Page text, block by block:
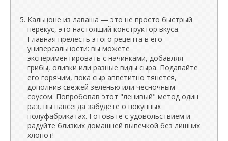
Кальцоне из лаваша — это не просто быстрый
перекус, это настоящий конструктор вкуса.
Главная прелесть этого рецепта в его
универсальности: вы можете
экспериментировать с начинками, добавляя
грибы, оливки или разные виды сыра. Подавайте
его горячим, пока сыр аппетитно тянется,
дополнив свежей зеленью или чесночным
соусом. Попробовав этот "ленивый" метод один
раз, вы навсегда забудете о покупных
полуфабрикатах. Готовьте с удовольствием и
радуйте близких домашней выпечкой без лишних
хлопот!